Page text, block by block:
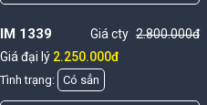
IM 1339 Giá cty 2.800.000đ
Giá đại lý 2.250.000đ
Tình trạng: Có sẳn